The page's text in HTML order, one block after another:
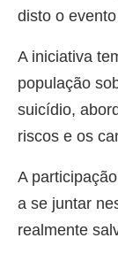
disto o
A iniciativa
população
suicídio,
riscos e os
A
a se juntar
realmente